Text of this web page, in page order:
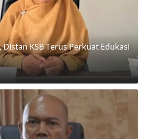
KSB Terus Perkuat Edukasi